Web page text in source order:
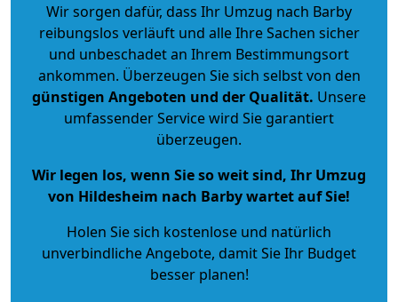
Wir sorgen dafür, dass Ihr Umzug nach Barby
reibungslos verläuft und alle Ihre Sachen sicher
und unbeschadet an Ihrem Bestimmungsort
ankommen. Überzeugen Sie sich selbst von den
günstigen Angeboten und der Qualität. Unsere
umfassender Service wird Sie garantiert
überzeugen.
Wir legen los, wenn Sie so weit sind, Ihr Umzug
von Hildesheim nach Barby wartet auf Sie!
Holen Sie sich kostenlose und natürlich
unverbindliche Angebote, damit Sie Ihr Budget
besser planen!